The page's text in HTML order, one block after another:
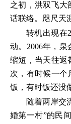
之初，洪双飞大
话联络。咫尺天
转机出现在
动。2006年，
缩短，当天往返
次，有时候一个
饭，有时饭还没
随着两岸交
婚第一村”的民